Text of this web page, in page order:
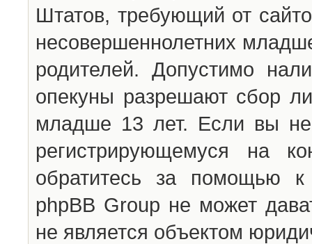
Штатов, требующий от
несовершеннолетних
родителей. Допустимо
опекуны разрешают сбор
младше 13 лет. Если вы
регистрирующемуся на
обратитесь за помощью к
phpBB Group не может
не является объектом